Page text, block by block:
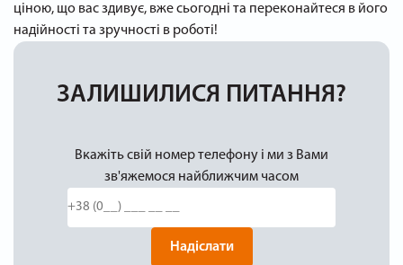
ціною, що вас здивує, вже сьогодні та переконайтеся в його
надійності та зручності в роботі!
ЗАЛИШИЛИСЯ ПИТАННЯ?
Вкажіть свій номер телефону і ми з Вами
зв'яжемося найближчим часом
Надіслати